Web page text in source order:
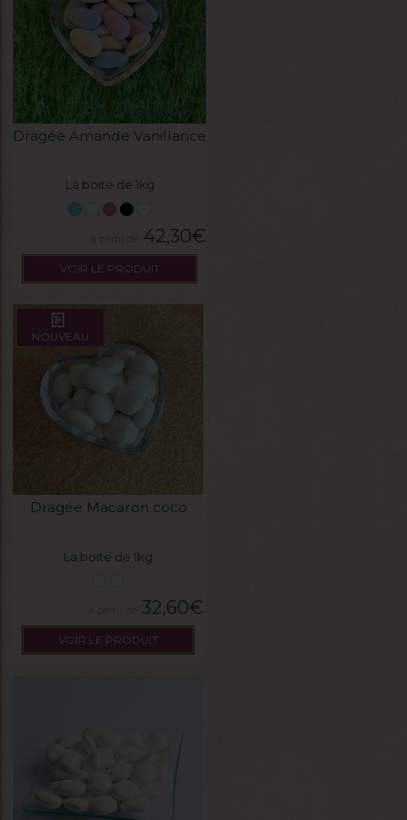
Dragée Amande Vanillance
La boite de 1kg
42,30€
VOIR LE PRODUIT
NOUVEAU
Dragée Macaron coco
La boite de 1kg
32,60€
VOIR LE PRODUIT